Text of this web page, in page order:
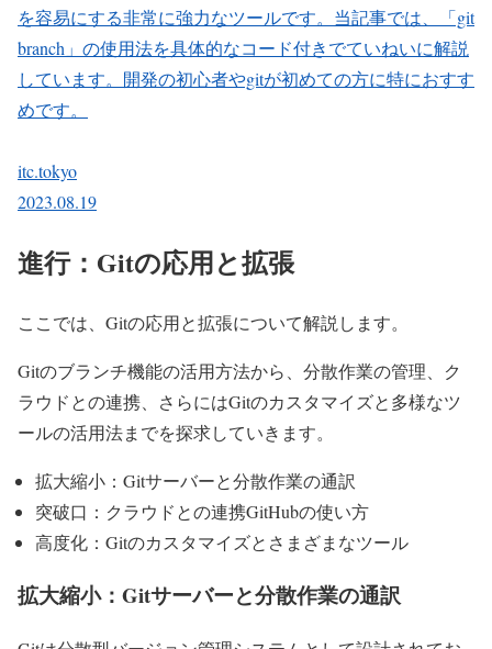
を容易にする非常に強力なツールです。当記事では、「git
branch」の使用法を具体的なコード付きでていねいに解説
しています。開発の初心者やgitが初めての方に特におすす
めです。
itc.tokyo
2023.08.19
進行：Gitの応用と拡張
ここでは、Gitの応用と拡張について解説します。
Gitのブランチ機能の活用方法から、分散作業の管理、ク
ラウドとの連携、さらにはGitのカスタマイズと多様なツ
ールの活用法までを探求していきます。
拡大縮小：Gitサーバーと分散作業の通訳
突破口：クラウドとの連携GitHubの使い方
高度化：Gitのカスタマイズとさまざまなツール
拡大縮小：Gitサーバーと分散作業の通訳